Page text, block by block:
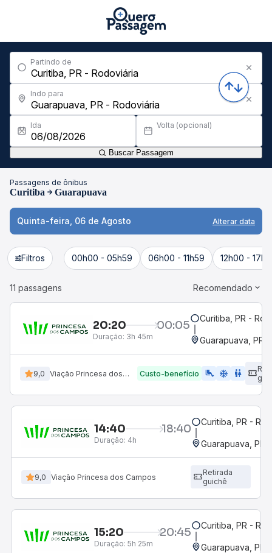
Partindo de
Indo para
Ida Volta (opcional)
Buscar Passagem
Passagens de ônibus
Curitiba Guarapuava
Quinta-feira, 06 de Agosto Alterar data
Filtros 00h00 - 05h59 06h00 - 11h59 12h00 -
11 passagens Recomendado
20:20 00:05
Duração: 3h 45m
Curitiba, PR -
Guarapuava, PR
9,0 Viação Princesa dos Campos Custo-benefício airline_seat_legroom_extra ac_unit wc
14:40 18:40
Duração: 4h
Curitiba, PR -
Guarapuava, PR
9,0 Viação Princesa dos Campos
Retirada
guichê
15:20 20:45
Duração: 5h 25m
Curitiba, PR -
Guarapuava, PR